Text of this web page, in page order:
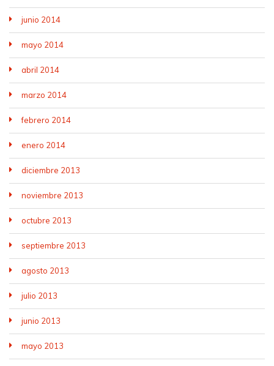
junio 2014
mayo 2014
abril 2014
marzo 2014
febrero 2014
enero 2014
diciembre 2013
noviembre 2013
octubre 2013
septiembre 2013
agosto 2013
julio 2013
junio 2013
mayo 2013